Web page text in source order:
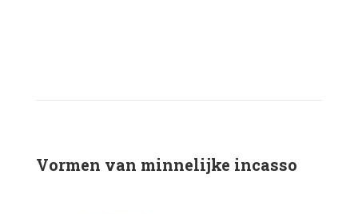
Vormen van minnelijke incasso